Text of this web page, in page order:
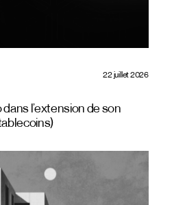
22 juillet 2026
l’extension de son